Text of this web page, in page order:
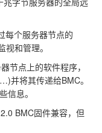
每个服务器节点的
和管理。
节点上的软件程序，
并将其传递给BMC。
信息。
BMC固件兼容，但